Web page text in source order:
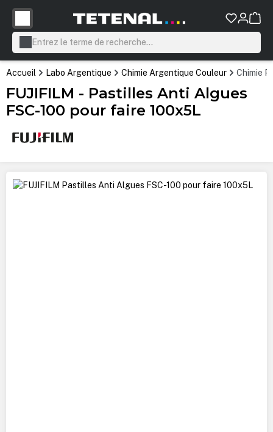
principal
Accueil Labo Argentique Chimie Argentique Couleur Chimie
FUJIFILM - Pastilles Anti Algues
FSC-100 pour faire 100x5L
Ignorer la galerie d'images